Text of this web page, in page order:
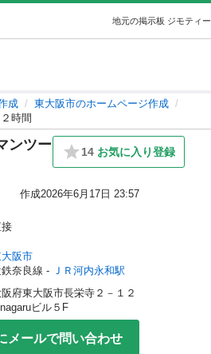
地元の掲示板 ジモティー
成
東大阪市のホームページ作成
時間
ンツー
14 お気に入り登録
作成2026年6月17日 23:57
阪市
奈良線 - ＪＲ河内永和駅
阪府東大阪市長栄寺２－１２
ビル５F
メールで問い合わせ